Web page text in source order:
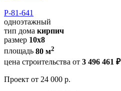
Р-81-641
одноэтажный
тип дома кирпич
размер 10х8
площадь 80 м2
цена строительства от 3 496 461 ₽
Проект от 24 000 р.